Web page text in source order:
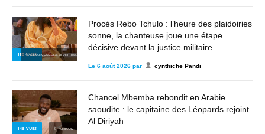
150 VUES
© AGENCE CONGOLAISE DE PRESSE
Procès Rebo Tchulo : l’heure des plaidoiries
sonne, la chanteuse joue une étape
décisive devant la justice militaire
Le 6 août 2026 par cynthiche Pandi
146 VUES © FACEBOOK
Chancel Mbemba rebondit en Arabie
saoudite : le capitaine des Léopards rejoint
Al Diriyah